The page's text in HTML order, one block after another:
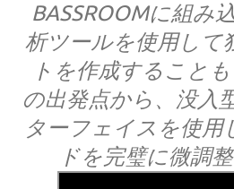
BASSROOMに組み
析ツールを使用して
トを作成すること
の出発点から、没入
ターフェイスを使用
ドを完璧に微調